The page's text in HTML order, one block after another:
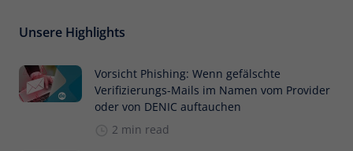
Unsere Highlights
Vorsicht Phishing: Wenn gefälschte
Verifizierungs-Mails im Namen vom Provider
oder von DENIC auftauchen
2 min read